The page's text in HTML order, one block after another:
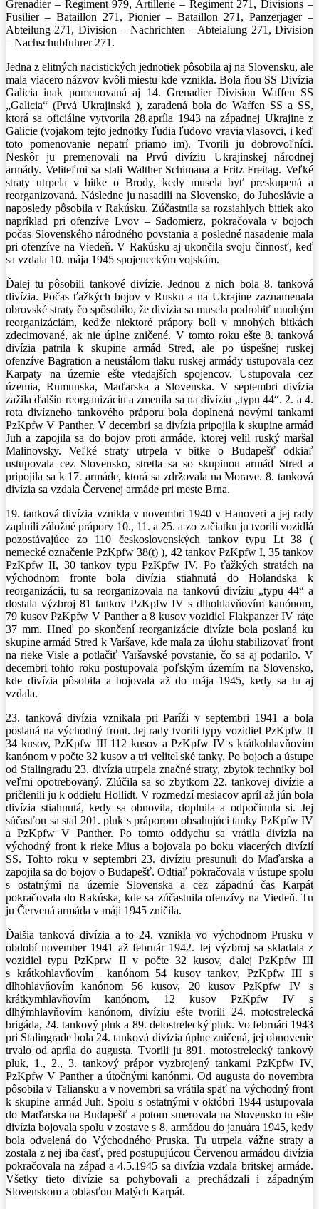
Grenadier – Regiment 979, Artillerie – Regiment 271, Divisions –
Fusilier – Bataillon 271, Pionier – Bataillon 271, Panzerjager –
Abteilung 271, Division – Nachrichten – Abteialung 271, Division
– Nachschubfuhrer 271.
Jedna z elitných nacistických jednotiek pôsobila aj na Slovensku, ale
mala viacero názvov kvôli miestu kde vznikla. Bola ňou SS Divízia
Galicia inak pomenovaná aj 14. Grenadier Division Waffen SS
„Galicia“ (Prvá Ukrajinská ), zaradená bola do Waffen SS a SS,
ktorá sa oficiálne vytvorila 28.apríla 1943 na západnej Ukrajine z
Galicie (vojakom tejto jednotky ľudia ľudovo vravia vlasovci, i keď
toto pomenovanie nepatrí priamo im). Tvorili ju dobrovoľníci.
Neskôr ju premenovali na Prvú divíziu Ukrajinskej národnej
armády. Veliteľmi sa stali Walther Schimana a Fritz Freitag. Veľké
straty utrpela v bitke o Brody, kedy musela byť preskupená a
reorganizovaná. Následne ju nasadili na Slovensko, do Juhoslávie a
naposledy pôsobila v Rakúsku. Zúčastnila sa rozsiahlych bitiek ako
napríklad pri ofenzíve Lvov – Sadomierz, pokračovala v bojoch
počas Slovenského národného povstania a posledné nasadenie mala
pri ofenzíve na Viedeň. V Rakúsku aj ukončila svoju činnosť, keď
sa vzdala 10. mája 1945 spojeneckým vojskám.
Ďalej tu pôsobili tankové divízie. Jednou z nich bola 8. tanková
divízia. Počas ťažkých bojov v Rusku a na Ukrajine zaznamenala
obrovské straty čo spôsobilo, že divízia sa musela podrobiť mnohým
reorganizáciám, keďže niektoré prápory boli v mnohých bitkách
zdecimované, ak nie úplne zničené. V tomto roku ešte 8. tanková
divízia patrila k skupine armád Stred, ale po úspešnej ruskej
ofenzíve Bagration a neustálom tlaku ruskej armády ustupovala cez
Karpaty na územie ešte vtedajších spojencov. Ustupovala cez
územia, Rumunska, Maďarska a Slovenska. V septembri divízia
zažila ďalšiu reorganizáciu a zmenila sa na divíziu „typu 44“. 2. a 4.
rota divízneho tankového práporu bola doplnená novými tankami
PzKpfw V Panther. V decembri sa divízia pripojila k skupine armád
Juh a zapojila sa do bojov proti armáde, ktorej velil ruský maršal
Malinovsky. Veľké straty utrpela v bitke o Budapešť odkiaľ
ustupovala cez Slovensko, stretla sa so skupinou armád Stred a
pripojila sa k 17. armáde, ktorá sa zdržovala na Morave. 8. tanková
divízia sa vzdala Červenej armáde pri meste Brna.
19. tanková divízia vznikla v novembri 1940 v Hanoveri a jej rady
zaplnili záložné prápory 10., 11. a 25. a zo začiatku ju tvorili vozidlá
pozostávajúce zo 110 československých tankov typu Lt 38 (
nemecké označenie PzKpfw 38(t) ), 42 tankov PzKpfw I, 35 tankov
PzKpfw II, 30 tankov typu PzKpfw IV. Po ťažkých stratách na
východnom fronte bola divízia stiahnutá do Holandska k
reorganizácii, tu sa reorganizovala na tankovú divíziu „typu 44“ a
dostala výzbroj 81 tankov PzKpfw IV s dlhohlavňovím kanónom,
79 kusov PzKpfw V Panther a 8 kusov vozidiel Flakpanzer IV ráţe
37 mm. Hneď po skončení reorganizácie divízie bola poslaná ku
skupine armád Stred k Varšave, kde mala za úlohu stabilizovať front
na rieke Visle a potlačiť Varšavské povstanie, čo sa aj podarilo. V
decembri tohto roku postupovala poľským územím na Slovensko,
kde divízia pôsobila a bojovala až do mája 1945, kedy sa tu aj
vzdala.
23. tanková divízia vznikala pri Paríži v septembri 1941 a bola
poslaná na východný front. Jej rady tvorili typy vozidiel PzKpfw II
34 kusov, PzKpfw III 112 kusov a PzKpfw IV s krátkohlavňovím
kanónom v počte 32 kusov a tri veliteľské tanky. Po bojoch a ústupe
od Stalingradu 23. divízia utrpela značné straty, zbytok techniky bol
veľmi opotrebovaný. Zlúčila sa so zbytkom 22. tankovej divízie a
pričlenili ju k oddielu Hollidt. V rozmedzí mesiacov apríl až jún bola
divízia stiahnutá, kedy sa obnovila, doplnila a odpočinula si. Jej
súčasťou sa stal 201. pluk s práporom obsahujúci tanky PzKpfw IV
a PzKpfw V Panther. Po tomto oddychu sa vrátila divízia na
východný front k rieke Mius a bojovala po boku viacerých divízií
SS. Tohto roku v septembri 23. divíziu presunuli do Maďarska a
zapojila sa do bojov o Budapešť. Odtiaľ pokračovala v ústupe spolu
s ostatnými na územie Slovenska a cez západnú čas Karpát
pokračovala do Rakúska, kde sa zúčastnila ofenzívy na Viedeň. Tu
ju Červená armáda v máji 1945 zničila.
Ďalšia tanková divízia a to 24. vznikla vo východnom Prusku v
období november 1941 až február 1942. Jej výzbroj sa skladala z
vozidiel typu PzKprw II v počte 32 kusov, ďalej PzKpfw III
s krátkohlavňovím kanónom 54 kusov tankov, PzKpfw III s
dlhohlavňovím kanónom 56 kusov, 20 kusov PzKpfw IV s
krátkymhlavňovím kanónom, 12 kusov PzKpfw IV s
dlhýmhlavňovím kanónom, divíziu ešte tvorili 24. motostrelecká
brigáda, 24. tankový pluk a 89. delostrelecký pluk. Vo februári 1943
pri Stalingrade bola 24. tanková divízia úplne zničená, jej obnovenie
trvalo od apríla do augusta. Tvorili ju 891. motostrelecký tankový
pluk, 1., 2., 3. tankový prápor vyzbrojený tankami PzKpfw IV,
PzKpfw V Panther a útočnými kanónmi. Od augusta do novembra
pôsobila v Taliansku a v novembri sa vrátila späť na východný front
k skupine armád Juh. Spolu s ostatnými v októbri 1944 ustupovala
do Maďarska na Budapešť a potom smerovala na Slovensko tu ešte
divízia bojovala spolu v zostave s 8. armádou do januára 1945, kedy
bola odvelená do Východného Pruska. Tu utrpela vážne straty a
zostala z nej iba časť, pred postupujúcou Červenou armádou divízia
pokračovala na západ a 4.5.1945 sa divízia vzdala britskej armáde.
Všetky tieto divízie sa pohybovali a prechádzali i západným
Slovenskom a oblasťou Malých Karpát.